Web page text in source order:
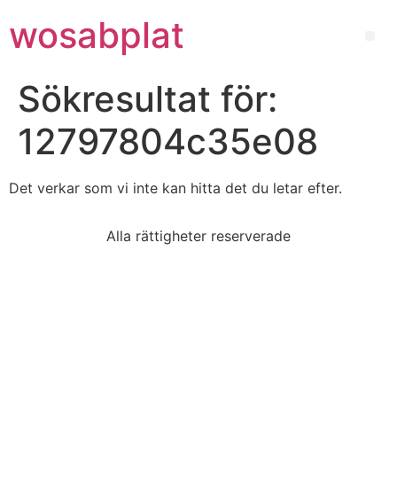
wosabplat
Sökresultat för:
12797804c35e08
Det verkar som vi inte kan hitta det du letar efter.
Alla rättigheter reserverade